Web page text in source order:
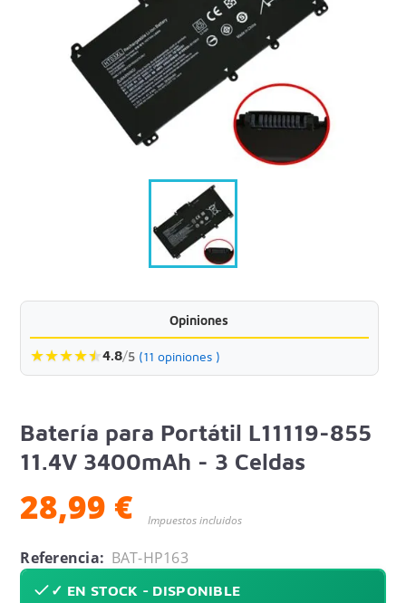
Opiniones
★★★★★
★4.8/5 (11 opiniones )
Batería para Portátil L11119-855
11.4V 3400mAh - 3 Celdas
28,99 € Impuestos incluidos
Referencia: BAT-HP163
✓ EN STOCK - DISPONIBLE